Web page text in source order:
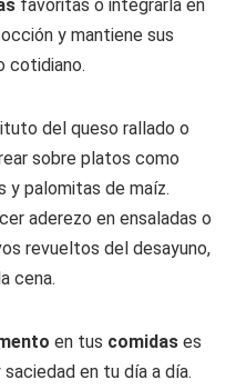
favoritas o integrarla en
y mantiene sus
cotidiano.
del queso rallado o
sobre platos como
y palomitas de maíz.
aderezo en ensaladas o
revueltos del desayuno,
cena.
en tus comidas es
en tu día a día.